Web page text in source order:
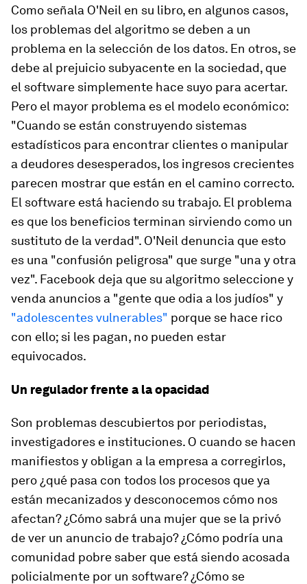
Como señala O'Neil en su libro, en algunos casos,
los problemas del algoritmo se deben a un
problema en la selección de los datos. En otros, se
debe al prejuicio subyacente en la sociedad, que
el software simplemente hace suyo para acertar.
Pero el mayor problema es el modelo económico:
"Cuando se están construyendo sistemas
estadísticos para encontrar clientes o manipular
a deudores desesperados, los ingresos crecientes
parecen mostrar que están en el camino correcto.
El software está haciendo su trabajo. El problema
es que los beneficios terminan sirviendo como un
sustituto de la verdad". O'Neil denuncia que esto
es una "confusión peligrosa" que surge "una y otra
vez". Facebook deja que su algoritmo seleccione y
venda anuncios a "gente que odia a los judíos" y
"adolescentes vulnerables" porque se hace rico
con ello; si les pagan, no pueden estar
equivocados.
Un regulador frente a la opacidad
Son problemas descubiertos por periodistas,
investigadores e instituciones. O cuando se hacen
manifiestos y obligan a la empresa a corregirlos,
pero ¿qué pasa con todos los procesos que ya
están mecanizados y desconocemos cómo nos
afectan? ¿Cómo sabrá una mujer que se la privó
de ver un anuncio de trabajo? ¿Cómo podría una
comunidad pobre saber que está siendo acosada
policialmente por un software? ¿Cómo se